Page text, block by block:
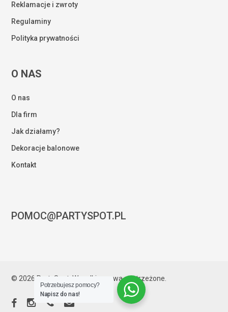
ZOBACZ KOSZYK
Reklamacje i zwroty
Regulaminy
Polityka prywatności
O NAS
O nas
Dla firm
Jak działamy?
Dekoracje balonowe
Kontakt
POMOC@PARTYSPOT.PL
© 2026 PartySpot. Wszelkie prawa zastrzeżone.
facebookinstagramphoneemail
Potrzebujesz pomocy?
Napisz do nas!